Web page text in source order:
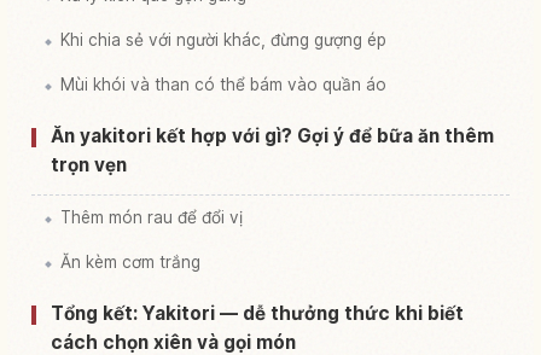
Khi chia sẻ với người khác, đừng gượng ép
Mùi khói và than có thể bám vào quần áo
Ăn yakitori kết hợp với gì? Gợi ý để bữa ăn thêm
trọn vẹn
Thêm món rau để đổi vị
Ăn kèm cơm trắng
Tổng kết: Yakitori — dễ thưởng thức khi biết
cách chọn xiên và gọi món